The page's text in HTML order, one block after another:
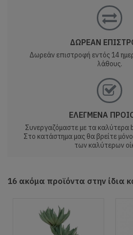
ΔΩΡΕΑΝ
Δωρεάν επιστροφή εντός 14
λάθους.
ΕΛΕΓΜΕΝΑ
Συνεργαζόμαστε με τα καλύτερα
Στο κατάστημα μας θα βρείτε
των καλύτερων
16 ακόμα προϊόντα στην ίδια